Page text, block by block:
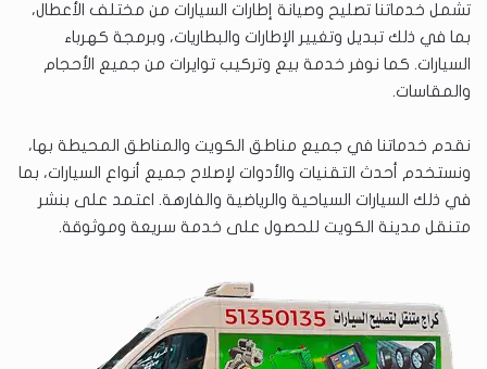
تشمل خدماتنا تصليح وصيانة إطارات السيارات من مختلف الأعطال،
بما في ذلك تبديل وتغيير الإطارات والبطاريات، وبرمجة كهرباء
السيارات. كما نوفر خدمة بيع وتركيب توايرات من جميع الأحجام
والمقاسات.
نقدم خدماتنا في جميع مناطق الكويت والمناطق المحيطة بها،
ونستخدم أحدث التقنيات والأدوات لإصلاح جميع أنواع السيارات، بما
في ذلك السيارات السياحية والرياضية والفارهة. اعتمد على بنشر
متنقل مدينة الكويت للحصول على خدمة سريعة وموثوقة.